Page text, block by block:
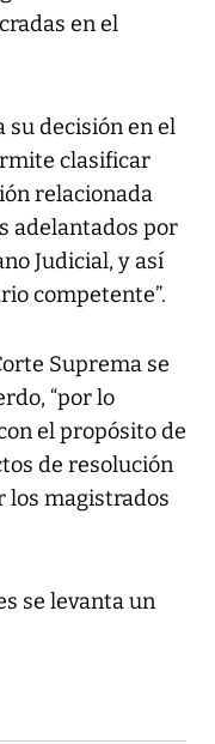
en el
su decisión en el
clasificar
relacionada
adelantados por
Judicial, y así
competente”.
Suprema se
“por lo
el propósito de
de resolución
los magistrados
se levanta un